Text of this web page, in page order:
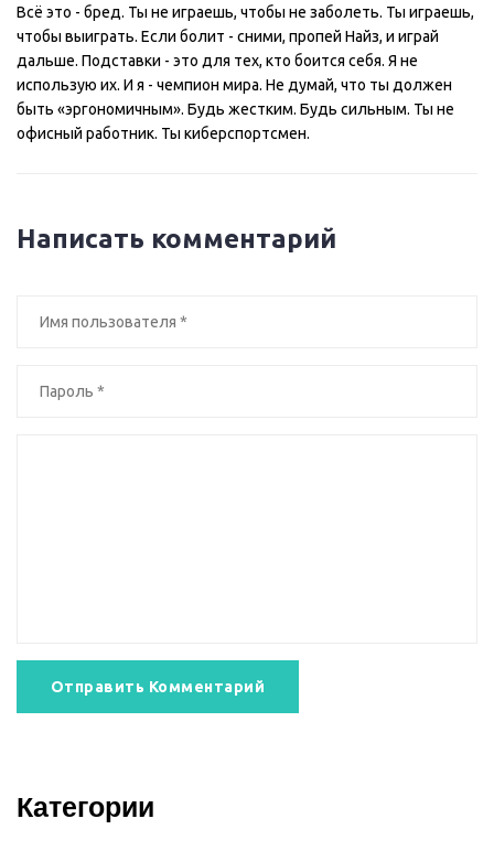
Всё это - бред. Ты не играешь, чтобы не заболеть. Ты играешь,
чтобы выиграть. Если болит - сними, пропей Найз, и играй
дальше. Подставки - это для тех, кто боится себя. Я не
использую их. И я - чемпион мира. Не думай, что ты должен
быть «эргономичным». Будь жестким. Будь сильным. Ты не
офисный работник. Ты киберспортсмен.
Написать комментарий
Отправить Комментарий
Категории